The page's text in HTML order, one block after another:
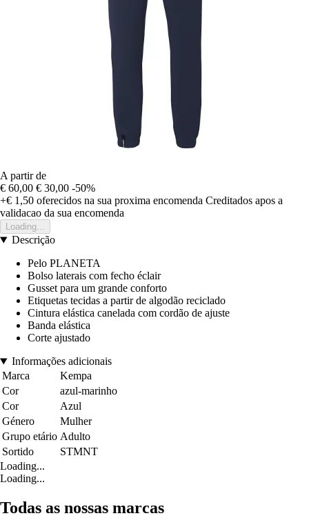
A partir de
€ 60,00 € 30,00 -50%
+€ 1,50 oferecidos na sua proxima encomenda Creditados apos a
validacao da sua encomenda
Loading...
Descrição
Pelo PLANETA
Bolso laterais com fecho éclair
Gusset para um grande conforto
Etiquetas tecidas a partir de algodão reciclado
Cintura elástica canelada com cordão de ajuste
Banda elástica
Corte ajustado
Informações adicionais
Marca
Kempa
Cor
azul-marinho
Cor
Azul
Género
Mulher
Grupo etário Adulto
Sortido
STMNT
Loading...
Loading...
Todas as nossas marcas